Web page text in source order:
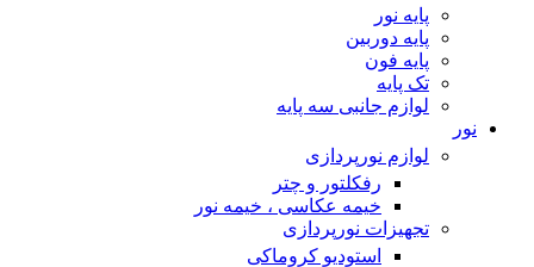
پایه نور
پایه دوربین
پایه فون
تک پایه
لوازم جانبی سه پایه
نور
لوازم نورپردازی
رفکلتور و چتر
خیمه عکاسی ، خیمه نور
تجهیزات نورپردازی
استودیو کروماکی